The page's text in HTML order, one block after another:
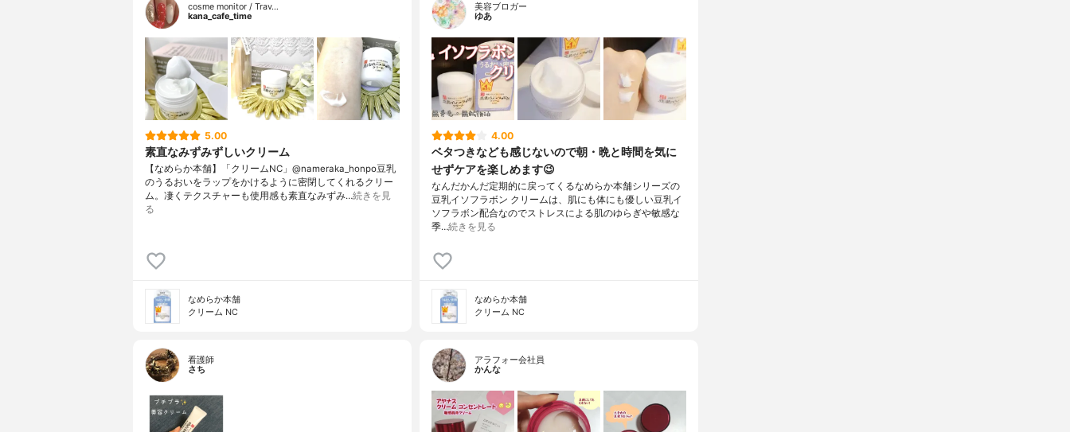
cosme monitor / Trav…
kana_cafe_time
5.00
素直なみずみずしいクリーム
【なめらか本舗】「クリームNC」@nameraka_honpo豆乳
のうるおいをラップをかけるように密閉してくれるクリー
ム。凄くテクスチャーも使用感も素直なみずみ…続きを見
る
なめらか本舗
クリーム NC
美容ブロガー
ゆあ
4.00
ベタつきなども感じないので朝・晩と時間を気に
せずケアを楽しめます😉
なんだかんだ定期的に戻ってくるなめらか本舗シリーズの
豆乳イソフラボン クリームは、肌にも体にも優しい豆乳イ
ソフラボン配合なのでストレスによる肌のゆらぎや敏感な
季…続きを見る
なめらか本舗
クリーム NC
看護師
さち
アラフォー会社員
かんな